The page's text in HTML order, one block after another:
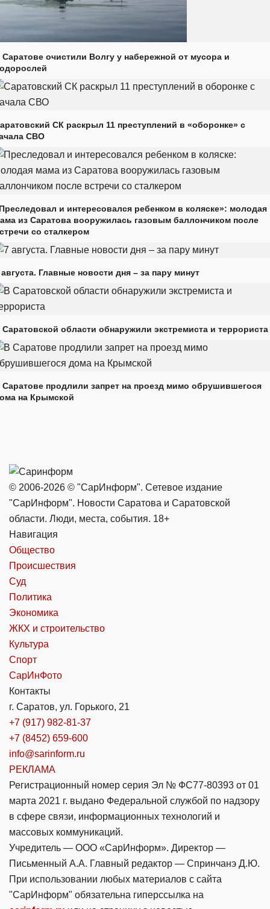
Саратове очистили Волгу у набережной от мусора и
СК раскрыл 11 преступлений в «оборонке» с
СВО
и интересовался ребенком в коляске»: молодая
из Саратова вооружилась газовым баллончиком после
со сталкером
Главные новости дня – за пару минут
Саратовской области обнаружили экстремиста и террориста
Саратове продлили запрет на проезд мимо обрушившегося
на Крымской
© 2006-2026 © "СарИнформ". Сетевое издание
"СарИнформ". Новости Саратова и Саратовской
области. Люди, места, события. 18+
Навигация
Общество
Происшествия
Суд
Политика
Экономика
ЖКХ и строительство
Культура
Спорт
СарИнФото
Контакты
г. Саратов, ул. Горького, 21
+7 (917) 982-81-37
+7 (8452) 659-600
info@sarinform.ru
РЕКЛАМА
Регистрационный номер серия Эл № ФС77-80393 от 01
марта 2021 г. выдано Федеральной службой по надзору
в сфере связи, информационных технологий и
массовых коммуникаций.
Учредитель — ООО «СарИнформ». Директор —
Письменный А.А. Главный редактор — Спринчанэ Д.Ю.
При использовании любых материалов с сайта
"СарИнформ" обязательна гиперссылка на